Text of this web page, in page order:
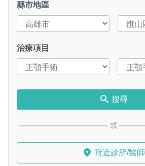
縣市地區
治療項目
搜尋
或
附近診所/醫師